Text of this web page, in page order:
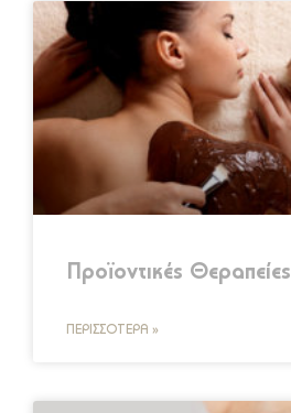
Προϊοντικές Θεραπείες
ΠΕΡΙΣΣΌΤΕΡΑ »